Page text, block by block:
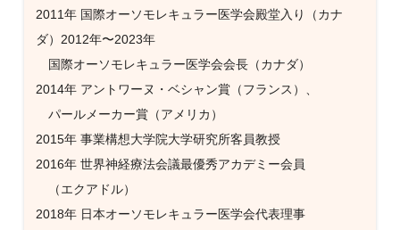
2011年 国際オーソモレキュラー医学会殿堂入り（カナ
ダ）2012年〜2023年
国際オーソモレキュラー医学会会長（カナダ）
2014年 アントワーヌ・ベシャン賞（フランス）、
パールメーカー賞（アメリカ）
2015年 事業構想大学院大学研究所客員教授
2016年 世界神経療法会議最優秀アカデミー会員
（エクアドル）
2018年 日本オーソモレキュラー医学会代表理事